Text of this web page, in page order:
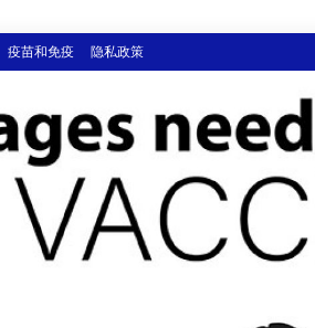
疫苗和免疫 隐私政策